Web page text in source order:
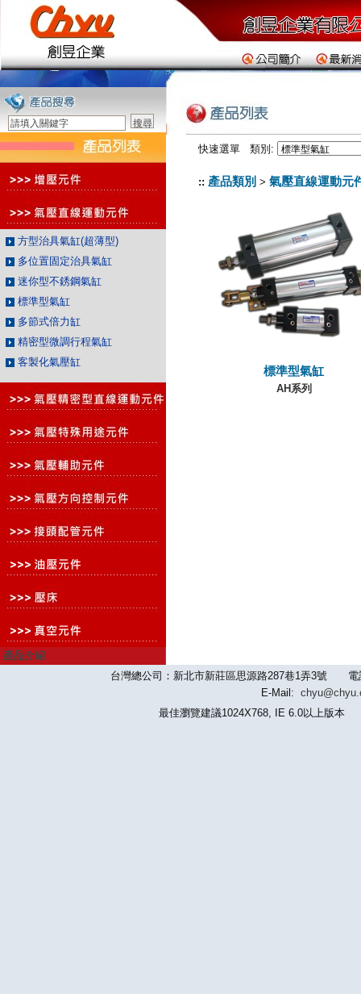
方型治具氣缸(超薄型)
多位置固定治具氣缸
迷你型不銹鋼氣缸
標準型氣缸
多節式倍力缸
精密型微調行程氣缸
客製化氣壓缸
產品介紹
快速選單 類別:
:: 產品類別 > 氣壓直線運動元
標準型氣缸
AH系列
台灣總公司：新北市新莊區思源路287巷1弄3號
E-Mail:
最佳瀏覽建議1024X768, IE 6.0以上版本